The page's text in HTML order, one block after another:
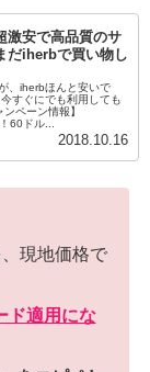
激安で高品質のサ
だiherbで買い物し
、iherbほんと安いで
すぐにでも利用しても
ペーン情報】
60ドル...
2018.10.16
現地価格で
ド適用にな